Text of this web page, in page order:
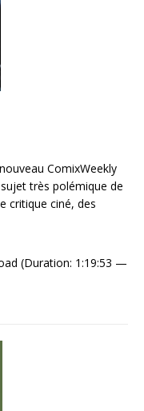
ComixWeekly
très polémique de
critique ciné, des
(Duration: 1:19:53 —